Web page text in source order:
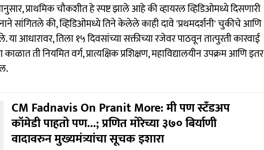
प्राथमिक चौकशीत हे स्पष्ट झाले आहे की व्हायरल व्हिडिओमध्ये दिसणारी
सांगितले की, व्हिडिओमध्ये तिने केलेले काही दावे 'प्रथमदर्शनी' चुकीचे आणि
आधारावर, तिला १५ दिवसांच्या सक्तीच्या रजेवर पाठवून तात्पुरती कारवाई
ती नियमित वर्ग, प्रात्यक्षिक प्रशिक्षण, महाविद्यालयीन उपक्रम आणि इतर
CM Fadnavis On Pranit More: मी पण स्टँडअप
कॉमेडी पाहतो पण...; प्रणित मोरेच्या ३७० बिर्याणी
वादावरुन मुख्यमंत्र्यांचा सूचक इशारा